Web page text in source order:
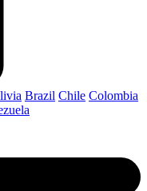
Brazil Chile Colombia